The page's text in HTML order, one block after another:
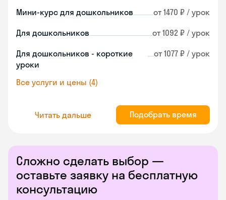
Мини-курс для дошкольников от 1470 ₽ / урок
Для дошкольников от 1092 ₽ / урок
Для дошкольников - короткие
уроки
от 1077 ₽ / урок
Все услуги и цены (4)
Читать дальше Подобрать время
Сложно сделать выбор —
оставьте заявку на бесплатную
консультацию